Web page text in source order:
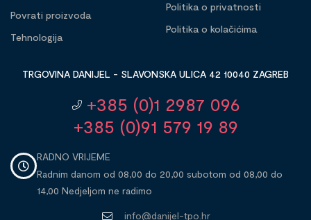
Povrati proizvoda
Tehnologija
Politika o privatnosti
Politika o kolačićima
TRGOVINA DANIJEL - SLAVONSKA ULICA 42 10040 ZAGREB
+385 (0)1 2987 096
+385 (0)91 579 19 89
RADNO VRIJEME
Radnim danom od 08,00 do 20,00 subotom od 08,00 do
14,00 Nedjeljom ne radimo
info@danijel-tpo.hr